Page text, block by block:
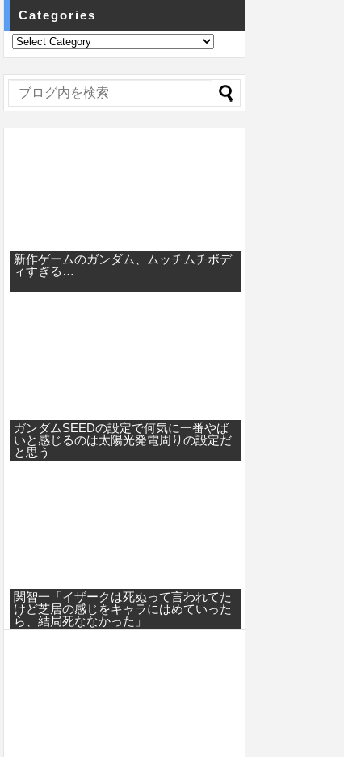
Categories
新作ゲームのガンダム、ムッチムチボデ
ィすぎる…
ガンダムSEEDの設定で何気に一番やば
いと感じるのは太陽光発電周りの設定だ
と思う
関智一「イザークは死ぬって言われてた
けど芝居の感じをキャラにはめていった
ら、結局死ななかった」